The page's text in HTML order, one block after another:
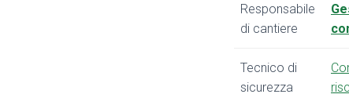
Responsabile
di cantiere
Tecnico di
sicurezza